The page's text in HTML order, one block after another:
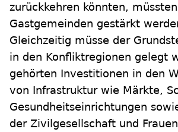
zurückkehren könnten,
Gastgemeinden gestärkt
Gleichzeitig müsse der
in den Konfliktregionen gelegt
gehörten Investitionen in den
von Infrastruktur wie Märkte,
Gesundheitseinrichtungen
der Zivilgesellschaft und